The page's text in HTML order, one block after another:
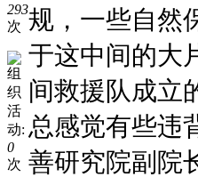
293
次
组
织
活
动:
0
次
规，一些自然
于这中间的大
间救援队成立
总感觉有些违
善研究院副院